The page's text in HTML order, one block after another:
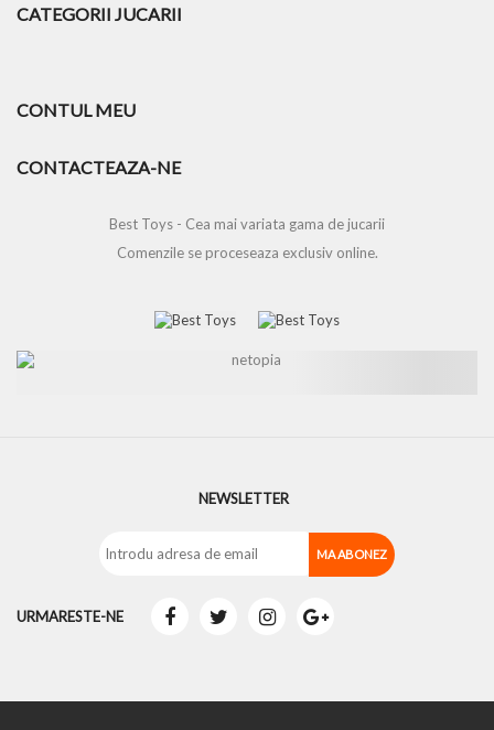
CATEGORII JUCARII
CONTUL MEU
CONTACTEAZA-NE
Best Toys - Cea mai variata gama de jucarii
Comenzile se proceseaza exclusiv online.
NEWSLETTER
URMARESTE-NE